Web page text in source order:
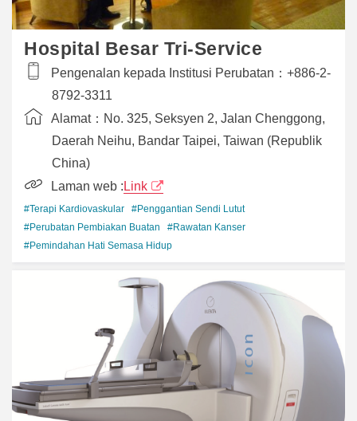
Hospital Besar Tri-Service
Pengenalan kepada Institusi Perubatan： +886-2-
8792-3311
Alamat： No. 325, Seksyen 2, Jalan Chenggong,
Daerah Neihu, Bandar Taipei, Taiwan (Republik
China)
Laman web : Link
#Terapi Kardiovaskular
#Penggantian Sendi Lutut
#Perubatan Pembiakan Buatan
#Rawatan Kanser
#Pemindahan Hati Semasa Hidup